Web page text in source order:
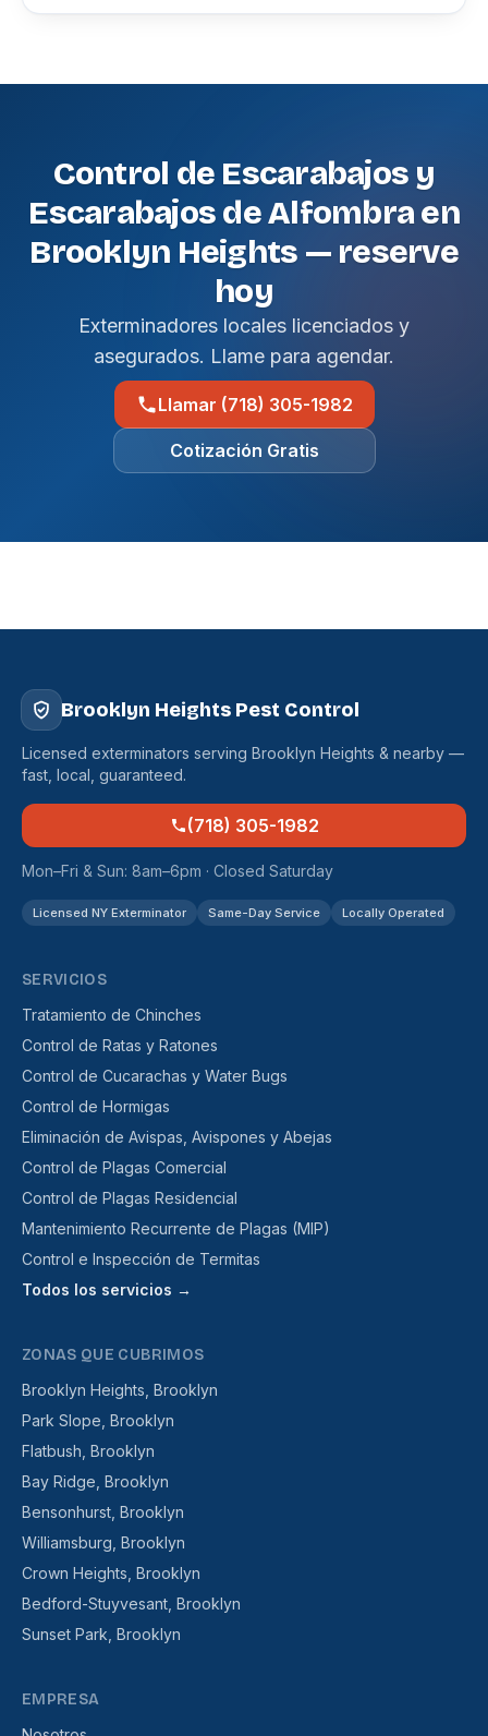
Control de Escarabajos y
Escarabajos de Alfombra en
Brooklyn Heights — reserve
hoy
Exterminadores locales licenciados y
asegurados. Llame para agendar.
Llamar (718) 305-1982
Cotización Gratis
Brooklyn Heights Pest Control
Licensed exterminators serving Brooklyn Heights & nearby —
fast, local, guaranteed.
(718) 305-1982
Mon–Fri & Sun: 8am–6pm · Closed Saturday
Licensed NY Exterminator Same-Day Service Locally Operated
SERVICIOS
Tratamiento de Chinches
Control de Ratas y Ratones
Control de Cucarachas y Water Bugs
Control de Hormigas
Eliminación de Avispas, Avispones y Abejas
Control de Plagas Comercial
Control de Plagas Residencial
Mantenimiento Recurrente de Plagas (MIP)
Control e Inspección de Termitas
Todos los servicios →
ZONAS QUE CUBRIMOS
Brooklyn Heights, Brooklyn
Park Slope, Brooklyn
Flatbush, Brooklyn
Bay Ridge, Brooklyn
Bensonhurst, Brooklyn
Williamsburg, Brooklyn
Crown Heights, Brooklyn
Bedford-Stuyvesant, Brooklyn
Sunset Park, Brooklyn
EMPRESA